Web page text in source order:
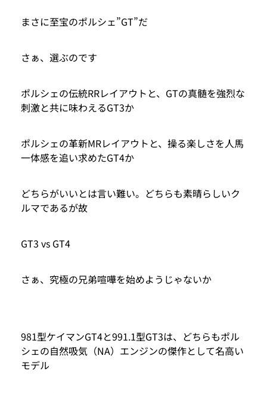
まさに至宝のポルシェ”GT”だ
さぁ、選ぶのです
ポルシェの伝統RRレイアウトと、GTの真髄を強烈な
刺激と共に味わえるGT3か
ポルシェの革新MRレイアウトと、操る楽しさを人馬
一体感を追い求めたGT4か
どちらがいいとは言い難い。どちらも素晴らしいク
ルマであるが故
GT3 vs GT4
さぁ、究極の兄弟喧嘩を始めようじゃないか
981型ケイマンGT4と991.1型GT3は、どちらもポル
シェの自然吸気（NA）エンジンの傑作として名高い
モデル